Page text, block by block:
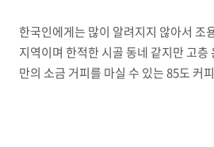
한국인에게는 많이 알려지지 않아서 조
지역이며 한적한 시골 동네 같지만 고층
만의 소금 거피를 마실 수 있는 85도 커